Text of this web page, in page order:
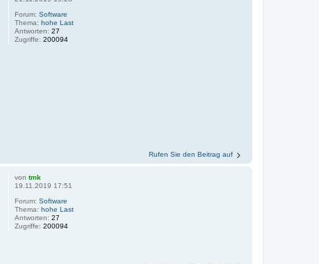
Forum:Software
Thema:hohe Last
Antworten:27
Zugriffe:200094
Rufen Sie den Beitrag auf
vontmk
19.11.2019 17:51
Forum:Software
Thema:hohe Last
Antworten:27
Zugriffe:200094